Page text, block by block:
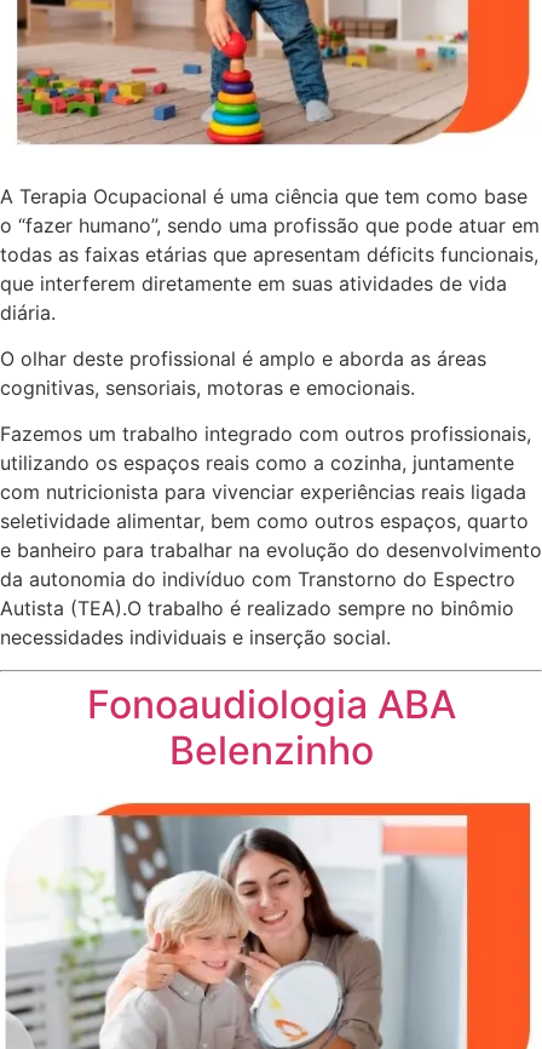
A Terapia Ocupacional é uma ciência que tem como base
o “fazer humano”, sendo uma profissão que pode atuar em
todas as faixas etárias que apresentam déficits funcionais,
que interferem diretamente em suas atividades de vida
diária.
O olhar deste profissional é amplo e aborda as áreas
cognitivas, sensoriais, motoras e emocionais.
Fazemos um trabalho integrado com outros profissionais,
utilizando os espaços reais como a cozinha, juntamente
com nutricionista para vivenciar experiências reais ligada
seletividade alimentar, bem como outros espaços, quarto
e banheiro para trabalhar na evolução do desenvolvimento
da autonomia do indivíduo com Transtorno do Espectro
Autista (TEA).O trabalho é realizado sempre no binômio
necessidades individuais e inserção social.
Fonoaudiologia ABA
Belenzinho